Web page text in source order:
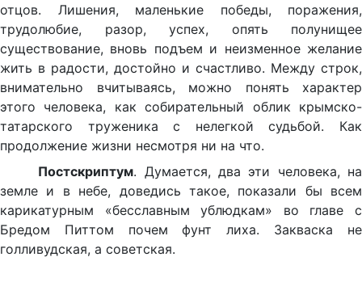
отцов. Лишения, маленькие победы, поражения,
трудолюбие, разор, успех, опять полунищее
существование, вновь подъем и неизменное желание
жить в радости, достойно и счастливо. Между строк,
внимательно вчитываясь, можно понять характер
этого человека, как собирательный облик крымско-
татарского труженика с нелегкой судьбой. Как
продолжение жизни несмотря ни на что.
Постскриптум. Думается, два эти человека, на
земле и в небе, доведись такое, показали бы всем
карикатурным «бесславным ублюдкам» во главе с
Бредом Питтом почем фунт лиха. Закваска не
голливудская, а советская.